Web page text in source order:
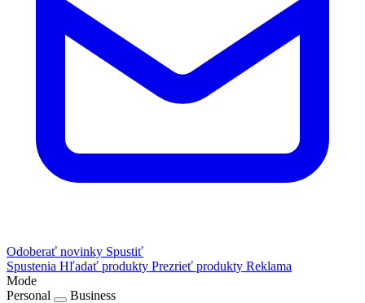
Odoberať novinky Spustiť
Spustenia Hľadať produkty Prezrieť produkty Reklama
Mode
Personal
Business